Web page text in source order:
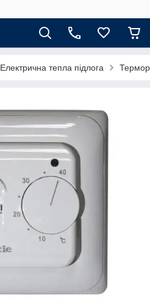
Електрична тепла підлога